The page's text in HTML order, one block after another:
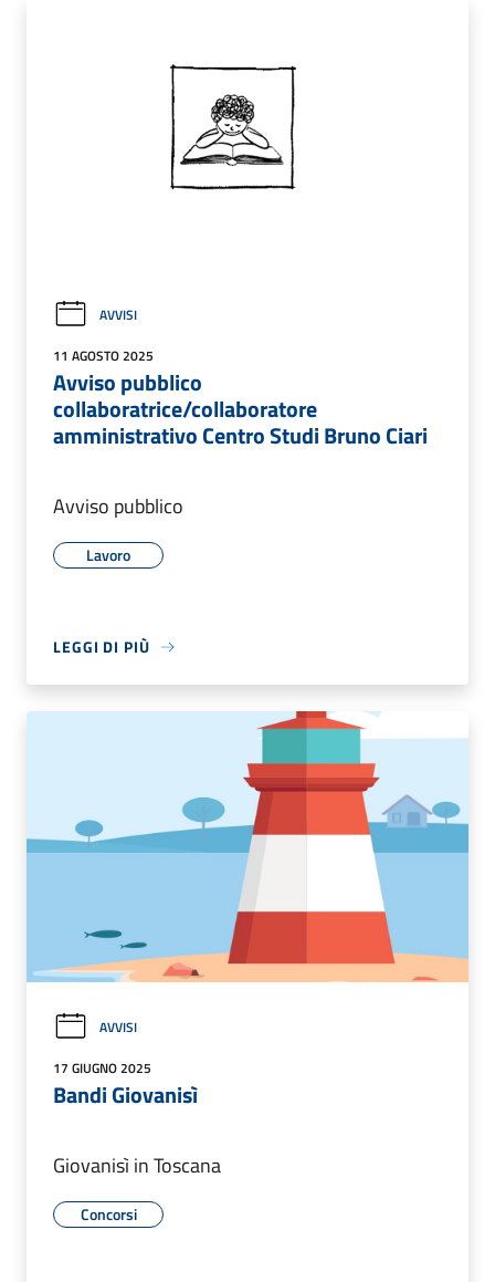
AVVISI
11 AGOSTO 2025
Avviso pubblico
collaboratrice/collaboratore
amministrativo Centro Studi Bruno Ciari
Avviso pubblico
Lavoro
LEGGI DI PIÙ
AVVISI
17 GIUGNO 2025
Bandi Giovanisì
Giovanisì in Toscana
Concorsi